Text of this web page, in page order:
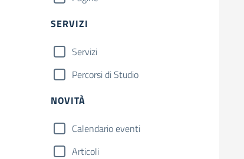
SERVIZI
Servizi
Percorsi di Studio
NOVITÀ
Calendario eventi
Articoli